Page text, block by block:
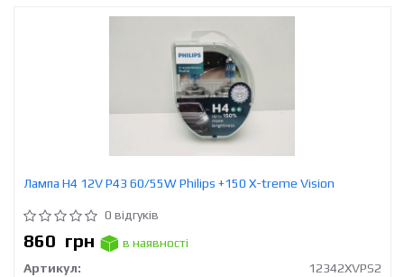
Лампа H4 12V Р43 60/55W Philips +150 X-treme Vision
0 відгуків
860 грн
в наявності
Артикул:
12342XVPS2